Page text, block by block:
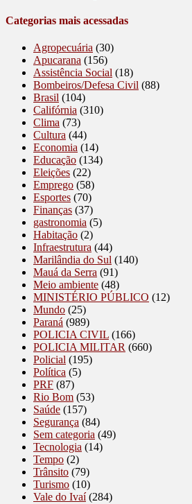
Categorias mais acessadas
Agropecuária (30)
Apucarana (156)
Assistência Social (18)
Bombeiros/Defesa Civil (88)
Brasil (104)
Califórnia (310)
Clima (73)
Cultura (44)
Economia (14)
Educação (134)
Eleições (22)
Emprego (58)
Esportes (70)
Finanças (37)
gastronomia (5)
Habitação (2)
Infraestrutura (44)
Marilândia do Sul (140)
Mauá da Serra (91)
Meio ambiente (48)
MINISTÉRIO PÚBLICO (12)
Mundo (25)
Paraná (989)
POLICIA CIVIL (166)
POLICIA MILITAR (660)
Policial (195)
Política (5)
PRF (87)
Rio Bom (53)
Saúde (157)
Segurança (84)
Sem categoria (49)
Tecnologia (14)
Tempo (2)
Trânsito (79)
Turismo (10)
Vale do Ivaí(284)